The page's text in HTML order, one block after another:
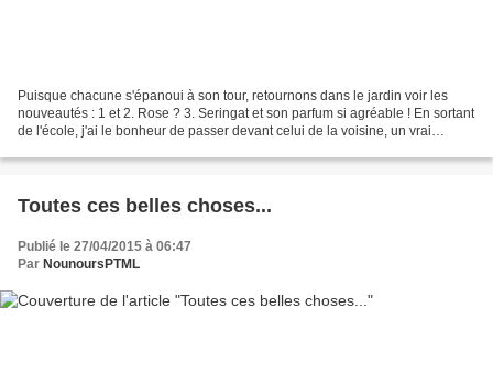
Puisque chacune s'épanoui à son tour, retournons dans le jardin voir les
nouveautés : 1 et 2. Rose ? 3. Seringat et son parfum si agréable ! En sortant
de l'école, j'ai le bonheur de passer devant celui de la voisine, un vrai
Toutes ces belles choses...
Publié le 27/04/2015 à 06:47
Par NounoursPTML